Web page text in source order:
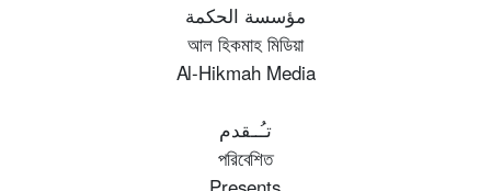
مؤسسة الحكمة
আল হিকমাহ মিডিয়া
Al-Hikmah Media
تـُــقدم
পরিবেশিত